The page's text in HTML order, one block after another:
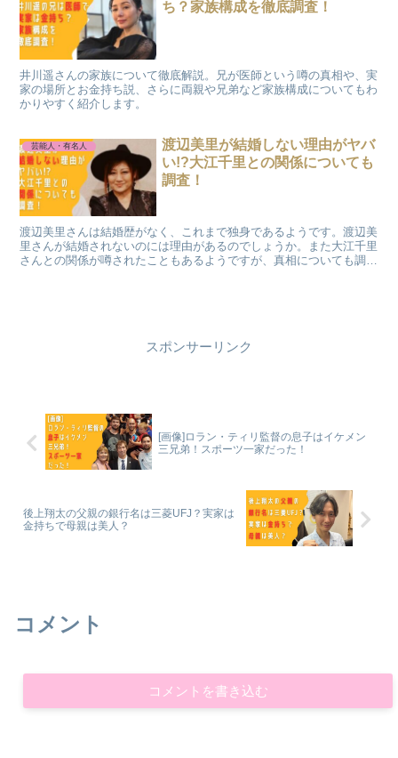
ち？家族構成を徹底調査！
井川遥さんの家族について徹底解説。兄が医師という噂の真相や、実
家の場所とお金持ち説、さらに両親や兄弟など家族構成についてもわ
かりやすく紹介します。
芸能人・有名人
渡辺美里が結婚しない理由がヤバ
い!?大江千里との関係についても
調査！
渡辺美里さんは結婚歴がなく、これまで独身であるようです。渡辺美
里さんが結婚されないのには理由があるのでしょうか。また大江千里
さんとの関係が噂されたこともあるようですが、真相についても調査
スポンサーリンク
[画像]ロラン・ティリ監督の息子はイケメン
三兄弟！スポーツ一家だった！
後上翔太の父親の銀行名は三菱UFJ？実家は
金持ちで母親は美人？
コメント
コメントを書き込む